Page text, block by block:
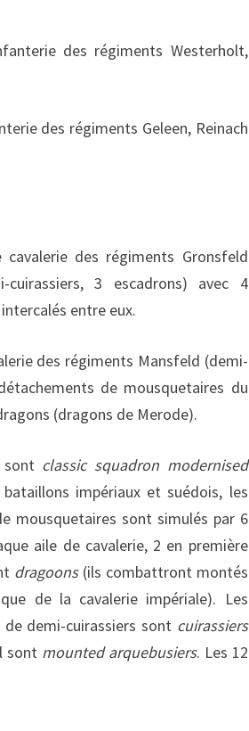
des régiments Westerholt,
des régiments Geleen, Reinach
des régiments Gronsfeld
3 escadrons) avec 4
entre eux.
des régiments Mansfeld (demi-
de mousquetaires du
(dragons de Merode).
sont classic squadron modernised
impériaux et suédois, les
mousquetaires sont simulés par 6
aile de cavalerie, 2 en première
dragoons (ils combattront montés
de la cavalerie impériale). Les
demi-cuirassiers sont cuirassiers
sont mounted arquebusiers. Les 12